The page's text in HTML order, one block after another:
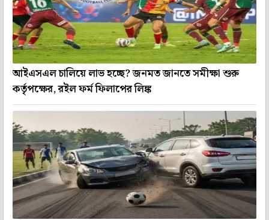
আইএসএল চালিয়ে লাভ হচ্ছে? জনমত জানতে সমীক্ষা শুরু
কর্তৃপক্ষের, রইল ফর্ম ফিলাপের লিঙ্ক